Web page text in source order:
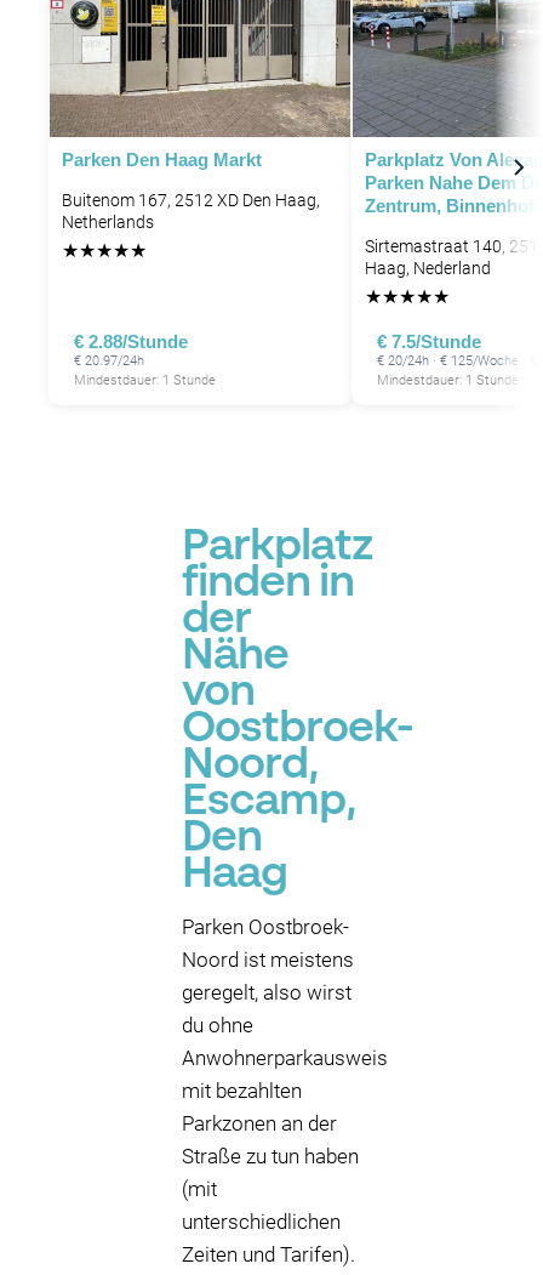
Parken Den Haag Markt
Buitenom 167, 2512 XD Den Haag,
Netherlands
★★★★★
€ 2.88/Stunde
€ 20.97/24h
Mindestdauer: 1 Stunde
Parkplatz Von
Parken Nahe Dem
Zentrum, Binnenhof
Sirtemastraat 140,
Haag, Nederland
★★★★★
€ 7.5/Stunde
€ 20/24h · € 125/Woche ·
Mindestdauer: 1 Stunde
Parkplatz
finden in
der
Nähe
von
Oostbroek-
Noord,
Escamp,
Den
Haag
Parken Oostbroek-
Noord ist meistens
geregelt, also wirst
du ohne
Anwohnerparkausweis
mit bezahlten
Parkzonen an der
Straße zu tun haben
(mit
unterschiedlichen
Zeiten und Tarifen).